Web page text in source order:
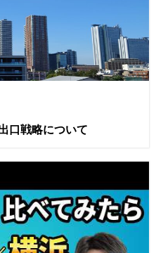
口戦略について